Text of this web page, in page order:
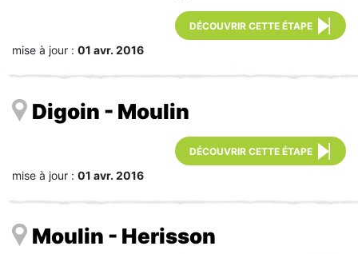
DÉCOUVRIR CETTE ÉTAPE
mise à jour : 01 avr. 2016
Digoin - Moulin
DÉCOUVRIR CETTE ÉTAPE
mise à jour : 01 avr. 2016
Moulin - Herisson